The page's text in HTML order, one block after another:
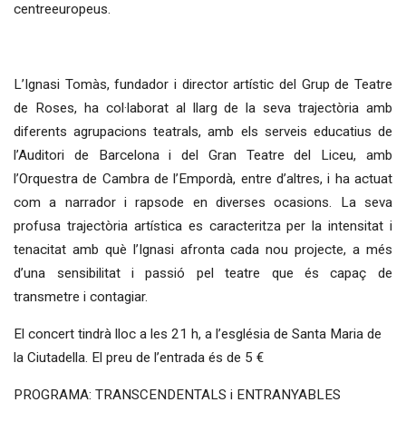
centreeuropeus.
L’Ignasi Tomàs, fundador i director artístic del Grup de Teatre
de Roses, ha col·laborat al llarg de la seva trajectòria amb
diferents agrupacions teatrals, amb els serveis educatius de
l’Auditori de Barcelona i del Gran Teatre del Liceu, amb
l’Orquestra de Cambra de l’Empordà, entre d’altres, i ha actuat
com a narrador i rapsode en diverses ocasions. La seva
profusa trajectòria artística es caracteritza per la intensitat i
tenacitat amb què l’Ignasi afronta cada nou projecte, a més
d’una sensibilitat i passió pel teatre que és capaç de
transmetre i contagiar.
El concert tindrà lloc a les 21 h, a l’església de Santa Maria de
la Ciutadella. El preu de l’entrada és de 5 €
PROGRAMA: TRANSCENDENTALS i ENTRANYABLES